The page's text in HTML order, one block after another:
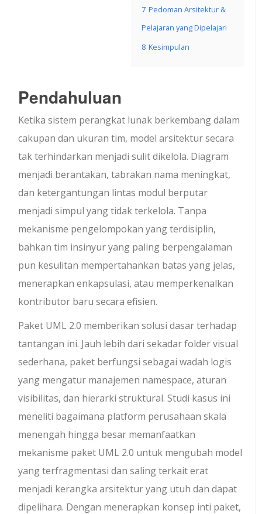
7 Pedoman Arsitektur &
Pelajaran yang Dipelajari
8 Kesimpulan
Pendahuluan
Ketika sistem perangkat lunak berkembang dalam
cakupan dan ukuran tim, model arsitektur secara
tak terhindarkan menjadi sulit dikelola. Diagram
menjadi berantakan, tabrakan nama meningkat,
dan ketergantungan lintas modul berputar
menjadi simpul yang tidak terkelola. Tanpa
mekanisme pengelompokan yang terdisiplin,
bahkan tim insinyur yang paling berpengalaman
pun kesulitan mempertahankan batas yang jelas,
menerapkan enkapsulasi, atau memperkenalkan
kontributor baru secara efisien.
Paket UML 2.0 memberikan solusi dasar terhadap
tantangan ini. Jauh lebih dari sekadar folder visual
sederhana, paket berfungsi sebagai wadah logis
yang mengatur manajemen namespace, aturan
visibilitas, dan hierarki struktural. Studi kasus ini
meneliti bagaimana platform perusahaan skala
menengah hingga besar memanfaatkan
mekanisme paket UML 2.0 untuk mengubah model
yang terfragmentasi dan saling terkait erat
menjadi kerangka arsitektur yang utuh dan dapat
dipelihara. Dengan menerapkan konsep inti paket,